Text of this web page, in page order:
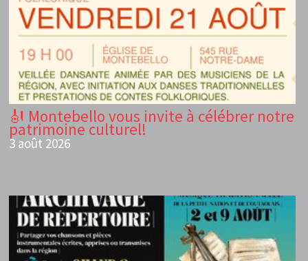
🎻 Montebello vous invite à célébrer notre
patrimoine culturel!
3 août 2026